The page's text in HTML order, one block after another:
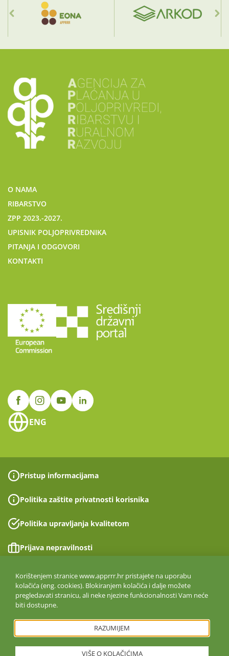
O NAMA
RIBARSTVO
ZPP 2023.-2027.
UPISNIK POLJOPRIVREDNIKA
PITANJA I ODGOVORI
KONTAKTI
ENG
Pristup informacijama
Politika zaštite privatnosti korisnika
Politika upravljanja kvalitetom
Prijava nepravilnosti
Izjava o pristupačnosti
Politika informacijske sigurnosti
ISO 27001:2022
Korištenjem stranice www.apprrr.hr pristajete na uporabu
kolačića (eng. cookies). Blokiranjem kolačića i dalje možete
pregledavati stranicu, ali neke njezine funkcionalnosti Vam neće
biti dostupne.
RAZUMIJEM
VIŠE O KOLAČIĆIMA